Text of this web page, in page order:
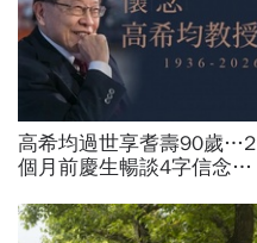
高希均過世享耆壽90歲…2
個月前慶生暢談4字信念，
福、一切靠自己爭氣